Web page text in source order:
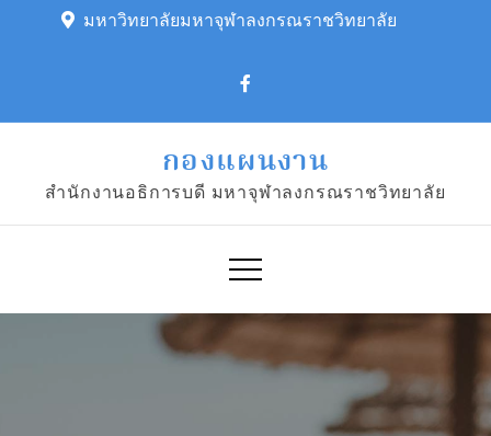
มหาวิทยาลัยมหาจุฬาลงกรณราชวิทยาลัย
กองแผนงาน
สำนักงานอธิการบดี มหาจุฬาลงกรณราชวิทยาลัย